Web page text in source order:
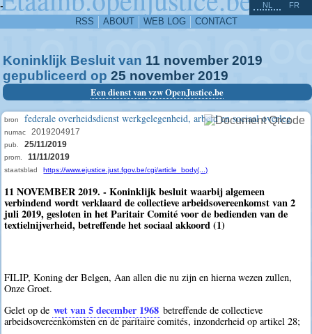
-
RSS ABOUT WEB LOG CONTACT
NL FR
Koninklijk Besluit van 11 november 2019
gepubliceerd op 25 november 2019
Een dienst van vzw OpenJustice.be
bron federale overheidsdienst werkgelegenheid, arbeid en sociaal overleg
numac 2019204917
pub. 25/11/2019
prom. 11/11/2019
staatsblad https://www.ejustice.just.fgov.be/cgi/article_body(...)
11 NOVEMBER 2019. - Koninklijk besluit waarbij algemeen
verbindend wordt verklaard de collectieve arbeidsovereenkomst van 2
juli 2019, gesloten in het Paritair Comité voor de bedienden van de
textielnijverheid, betreffende het sociaal akkoord (1)
FILIP, Koning der Belgen, Aan allen die nu zijn en hierna wezen zullen,
Onze Groet.
Gelet op de wet van 5 december 1968 betreffende de collectieve
arbeidsovereenkomsten en de paritaire comités, inzonderheid op artikel 28;
^